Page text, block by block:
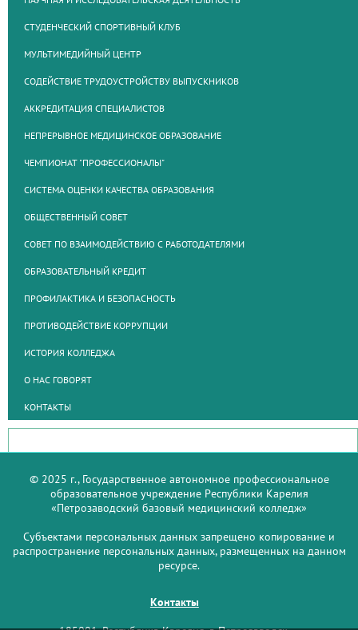
СТУДЕНЧЕСКИЙ СПОРТИВНЫЙ КЛУБ
МУЛЬТИМЕДИЙНЫЙ ЦЕНТР
СОДЕЙСТВИЕ ТРУДОУСТРОЙСТВУ ВЫПУСКНИКОВ
АККРЕДИТАЦИЯ СПЕЦИАЛИСТОВ
НЕПРЕРЫВНОЕ МЕДИЦИНСКОЕ ОБРАЗОВАНИЕ
ЧЕМПИОНАТ "ПРОФЕССИОНАЛЫ"
СИСТЕМА ОЦЕНКИ КАЧЕСТВА ОБРАЗОВАНИЯ
ОБЩЕСТВЕННЫЙ СОВЕТ
СОВЕТ ПО ВЗАИМОДЕЙСТВИЮ С РАБОТОДАТЕЛЯМИ
ОБРАЗОВАТЕЛЬНЫЙ КРЕДИТ
ПРОФИЛАКТИКА И БЕЗОПАСНОСТЬ
ПРОТИВОДЕЙСТВИЕ КОРРУПЦИИ
ИСТОРИЯ КОЛЛЕДЖА
О НАС ГОВОРЯТ
КОНТАКТЫ
© 2025 г., Государственное автономное профессиональное
образовательное учреждение Республики Карелия
«Петрозаводский базовый медицинский колледж»
Субъектами персональных данных запрещено копирование и
распространение персональных данных, размещенных на данном
ресурсе.
Контакты